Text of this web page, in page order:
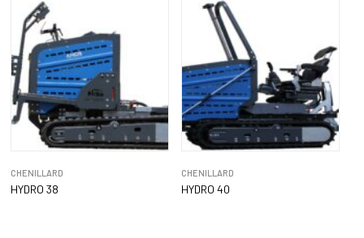
CHENILLARD
HYDRO 38
CHENILLARD
HYDRO 40